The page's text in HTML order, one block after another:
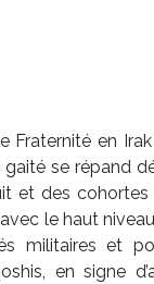
Fraternité en
se répand
et des cohortes
le haut
militaires et
en signe